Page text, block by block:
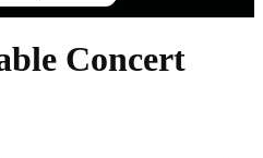
Concert